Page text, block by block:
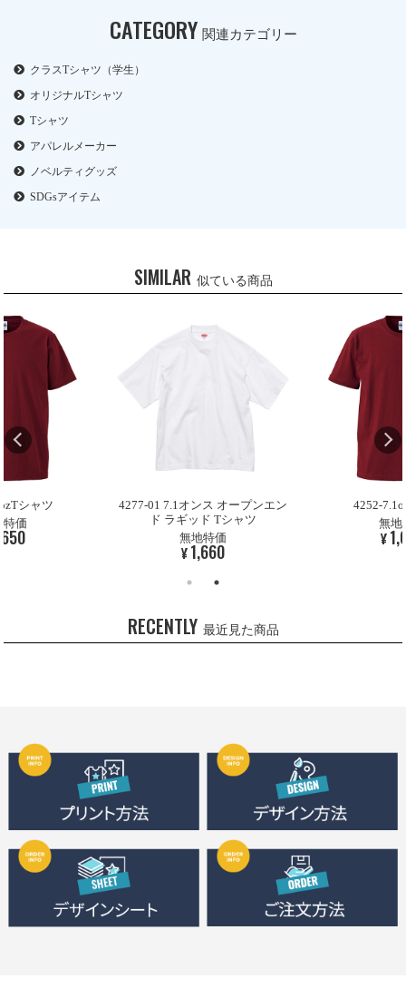
CATEGORY 関連カテゴリー
クラスTシャツ（学生）
オリジナルTシャツ
Tシャツ
アパレルメーカー
ノベルティグッズ
SDGsアイテム
SIMILAR 似ている商品
シャツ
特価
4277-01 7.1オンス オープンエン
ド ラギッド Tシャツ
無地特価
¥1,660
4252-
無地
¥
RECENTLY 最近見た商品